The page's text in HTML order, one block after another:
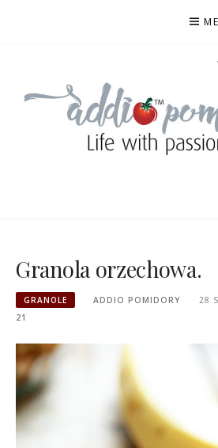
Granola orzechowa.
GRANOLE ADDIO POMIDORY
28
21